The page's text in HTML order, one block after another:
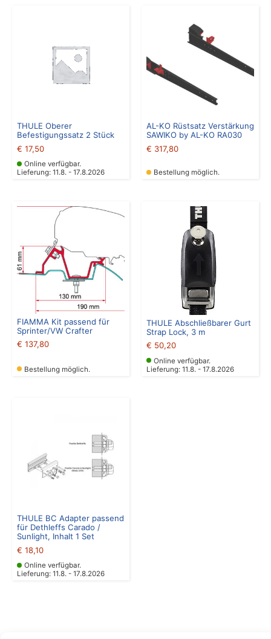
THULE Oberer
Befestigungssatz 2 Stück
€ 17,50
Online verfügbar.
Lieferung: 11.8. - 17.8.2026
AL-KO Rüstsatz Verstärkung
SAWIKO by AL-KO RA030
€ 317,80
Bestellung möglich.
FIAMMA Kit passend für
Sprinter/VW Crafter
€ 137,80
Bestellung möglich.
THULE Abschließbarer Gurt
Strap Lock, 3 m
€ 50,20
Online verfügbar.
Lieferung: 11.8. - 17.8.2026
THULE BC Adapter passend
für Dethleffs Carado /
Sunlight, Inhalt 1 Set
€ 18,10
Online verfügbar.
Lieferung: 11.8. - 17.8.2026